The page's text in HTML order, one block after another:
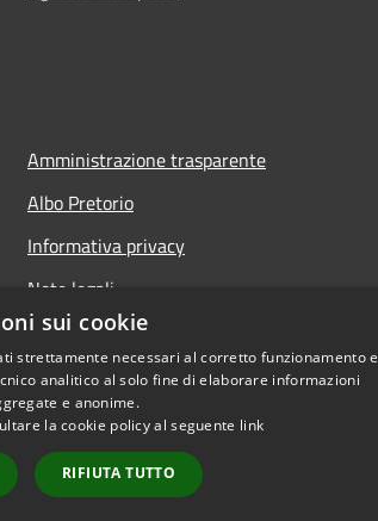
Amministrazione trasparente
Albo Pretorio
Informativa privacy
Note legali
Dichiarazione di accessibilità
Obiettivi di accessibilità
sui cookie
strettamente necessari al corretto funzionamento e
analitico al solo fine di elaborare informazioni
e anonime.
la cookie policy al seguente link
RIFIUTA TUTTO